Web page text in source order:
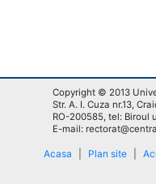
Copyright © 2013
Str. A. I. Cuza nr.13,
RO-200585, tel: Biroul
E-mail:
Acasa Plan site